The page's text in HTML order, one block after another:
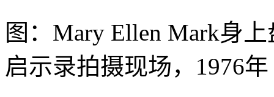
图：Mary Ellen Mark身
启示录拍摄现场，1976年